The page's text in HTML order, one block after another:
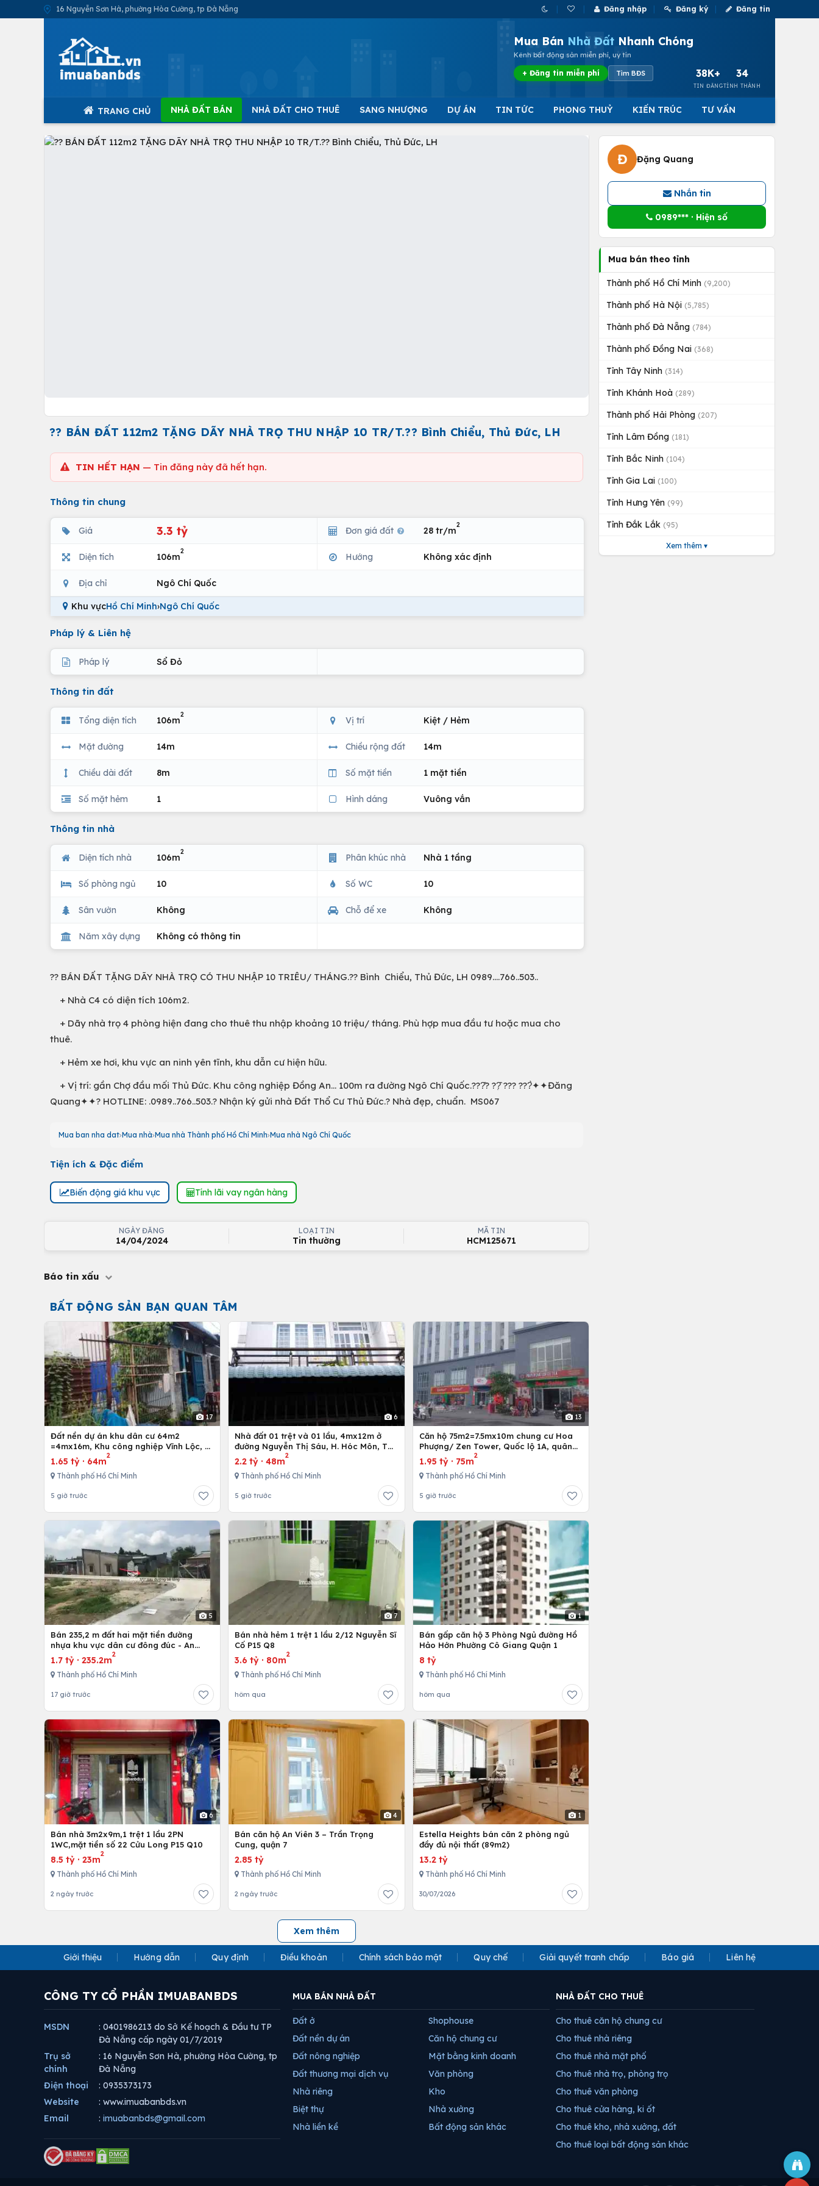
16 Nguyễn Sơn Hà, phường Hòa Cường, tp Đà Nẵng Đăng nhập Đăng ký Đăng tin
Mua Bán Nhà Đất Nhanh Chóng
Kênh bất động sản miễn phí, uy tín
+ Đăng tin miễn phí Tìm BĐS 38K+
TIN ĐĂNG
34
TỈNH THÀNH
TRANG CHỦ NHÀ ĐẤT BÁN NHÀ ĐẤT CHO THUÊ SANG NHƯỢNG DỰ ÁN TIN TỨC PHONG THUỶ KIẾN TRÚC TƯ VẤN
?? BÁN ĐẤT 112m2 TẶNG DÃY NHÀ TRỌ THU NHẬP 10 TR/T.?? Bình Chiểu, Thủ Đức, LH
TIN HẾT HẠN — Tin đăng này đã hết hạn.
Thông tin chung
Giá 3.3 tỷ Đơn giá đất 28 tr/m
2
Diện tích 106m
2
Hướng Không xác định
Địa chỉ Ngô Chí Quốc
Khu vựcHồ Chí Minh›Ngô Chí Quốc
Pháp lý & Liên hệ
Pháp lý Sổ Đỏ
Thông tin đất
Tổng diện tích 106m
2
Vị trí Kiệt / Hẻm
Mặt đường 14m Chiều rộng đất 14m
Chiều dài đất 8m Số mặt tiền 1 mặt tiền
Số mặt hẻm 1 Hình dáng Vuông vắn
Thông tin nhà
Diện tích nhà 106m
2
Phân khúc nhà Nhà 1 tầng
Số phòng ngủ 10 Số WC 10
Sân vườn Không Chỗ để xe Không
Năm xây dựng Không có thông tin
?? BÁN ĐẤT TẶNG DÃY NHÀ TRỌ CÓ THU NHẬP 10 TRIÊU/ THÁNG.?? Bình Chiểu, Thủ Đức, LH 0989....766..503..
+ Nhà C4 có diện tích 106m2.
+ Dãy nhà trọ 4 phòng hiện đang cho thuê thu nhập khoảng 10 triệu/ tháng. Phù hợp mua đầu tư hoặc mua cho
thuê.
+ Hẻm xe hơi, khu vực an ninh yên tĩnh, khu dẫn cư hiện hữu.
+ Vị trí: gần Chợ đầu mối Thủ Đức. Khu công nghiệp Đồng An… 100m ra đường Ngô Chí Quốc.???̂? ??̣̂ ??? ???̀✦✦Đăng
Quang✦✦? HOTLINE: .0989..766..503.? Nhận ký gửi nhà Đất Thổ Cư Thủ Đức.? Nhà đẹp, chuẩn. MS067
Mua ban nha dat Mua nhà Mua nhà Thành phố Hồ Chí Minh Mua nhà Ngô Chí Quốc
Tiện ích & Đặc điểm
Biến động giá khu vực Tính lãi vay ngân hàng
NGÀY ĐĂNG
14/04/2024
LOẠI TIN
Tin thường
MÃ TIN
HCM125671
Báo tin xấu
BẤT ĐỘNG SẢN BẠN QUAN TÂM
17
Đất nền dự án khu dân cư 64m2
=4mx16m, Khu công nghiệp Vĩnh Lộc, H.
Bình Chánh, Tp. Hồ Chí Minh
1.65 tỷ · 64m
2
Thành phố Hồ Chí Minh
5 giờ trước
6
Nhà đất 01 trệt và 01 lầu, 4mx12m ở
đường Nguyễn Thị Sáu, H. Hóc Môn, Tp.
Hồ Chí Minh
2.2 tỷ ·48m
2
Thành phố Hồ Chí Minh
5 giờ trước
13
Căn hộ 75m2=7.5mx10m chung cư Hoa
Phượng/ Zen Tower, Quốc lộ 1A, quân
12,Tp. Hồ Chí Minh, Việt Nam
1.95 tỷ· 75m
2
Thành phố Hồ Chí Minh
5 giờ trước
5
Bán 235,2 m đất hai mặt tiền đường
nhựa khu vực dân cư đông đúc - An
nhứt-Long Điền - Bà Rịa
1.7 tỷ · 235.2m
2
Thành phố Hồ Chí Minh
17 giờ trước
7
Bán nhà hẻm 1 trệt 1 lầu 2/12 Nguyễn Sĩ
Cố P15 Q8
3.6 tỷ · 80m
2
Thành phố Hồ Chí Minh
hôm qua
1
Bán gấp căn hộ 3 Phòng Ngủ đường Hồ
Hảo Hớn Phường Cô Giang Quận 1
8 tỷ
Thành phố Hồ Chí Minh
hôm qua
6
Bán nhà 3m2x9m,1 trệt 1 lầu 2PN
1WC,mặt tiền số 22 Cửu Long P15 Q10
8.5 tỷ · 23m
2
Thành phố Hồ Chí Minh
2 ngày trước
4
Bán căn hộ An Viên 3 – Trần Trọng
Cung, quận 7
2.85 tỷ
Thành phố Hồ Chí Minh
2 ngày trước
1
Estella Heights bán căn 2 phòng ngủ
đầy đủ nội thất (89m2)
13.2 tỷ
Thành phố Hồ Chí Minh
30/07/2026
Xem thêm
Đ Đặng Quang
Nhắn tin
0989*** · Hiện số
Mua bán theo tỉnh
Thành phố Hồ Chí Minh (9,200)
Thành phố Hà Nội (5,785)
Thành phố Đà Nẵng (784)
Thành phố Đồng Nai (368)
Tỉnh Tây Ninh (314)
Tỉnh Khánh Hoà (289)
Thành phố Hải Phòng (207)
Tỉnh Lâm Đồng (181)
Tỉnh Bắc Ninh (104)
Tỉnh Gia Lai (100)
Tỉnh Hưng Yên (99)
Tỉnh Đắk Lắk (95)
Xem thêm ▾
Giới thiệu Hướng dẫn Quy định Điều khoản Chính sách bảo mật Quy chế Giải quyết tranh chấp Báo giá Liên hệ
CÔNG TY CỔ PHẦN IMUABANBDS
MSDN
: 0401986213 do Sở Kế hoạch & Đầu tư TP
Đà Nẵng cấp ngày 01/7/2019
Trụ sở
chính
: 16 Nguyễn Sơn Hà, phường Hòa Cường, tp
Đà Nẵng
Điện thoại
: 0935373173
Website
: www.imuabanbds.vn
Email
: imuabanbds@gmail.com
MUA BÁN NHÀ ĐẤT
Đất ở
Đất nền dự án
Đất nông nghiệp
Đất thương mại dịch vụ
Nhà riêng
Biệt thự
Nhà liền kề
Shophouse
Căn hộ chung cư
Mặt bằng kinh doanh
Văn phòng
Kho
Nhà xưởng
Bất động sản khác
NHÀ ĐẤT CHO THUÊ
Cho thuê căn hộ chung cư
Cho thuê nhà riêng
Cho thuê nhà mặt phố
Cho thuê nhà trọ, phòng trọ
Cho thuê văn phòng
Cho thuê cửa hàng, ki ốt
Cho thuê kho, nhà xưởng, đất
Cho thuê loại bất động sản khác